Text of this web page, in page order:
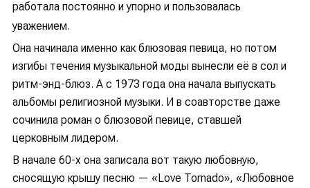
работала постоянно и упорно и пользовалась
уважением.
Она начинала именно как блюзовая певица, но потом
изгибы течения музыкальной моды вынесли её в сол и
ритм-энд-блюз. А с 1973 года она начала выпускать
альбомы религиозной музыки. И в соавторстве даже
сочинила роман о блюзовой певице, ставшей
церковным лидером.
В начале 60-х она записала вот такую любовную,
сносящую крышу песню — «Love Tornado», «Любовное